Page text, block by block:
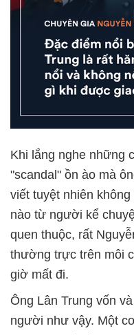
Khi lắng nghe những
"scandal" ồn ào mà
viết tuyệt nhiên
nào từ người kể
quen thuộc, rất
thường trực trên môi
giờ mất đi.
Ông Lân Trung vốn
người như vậy. Một